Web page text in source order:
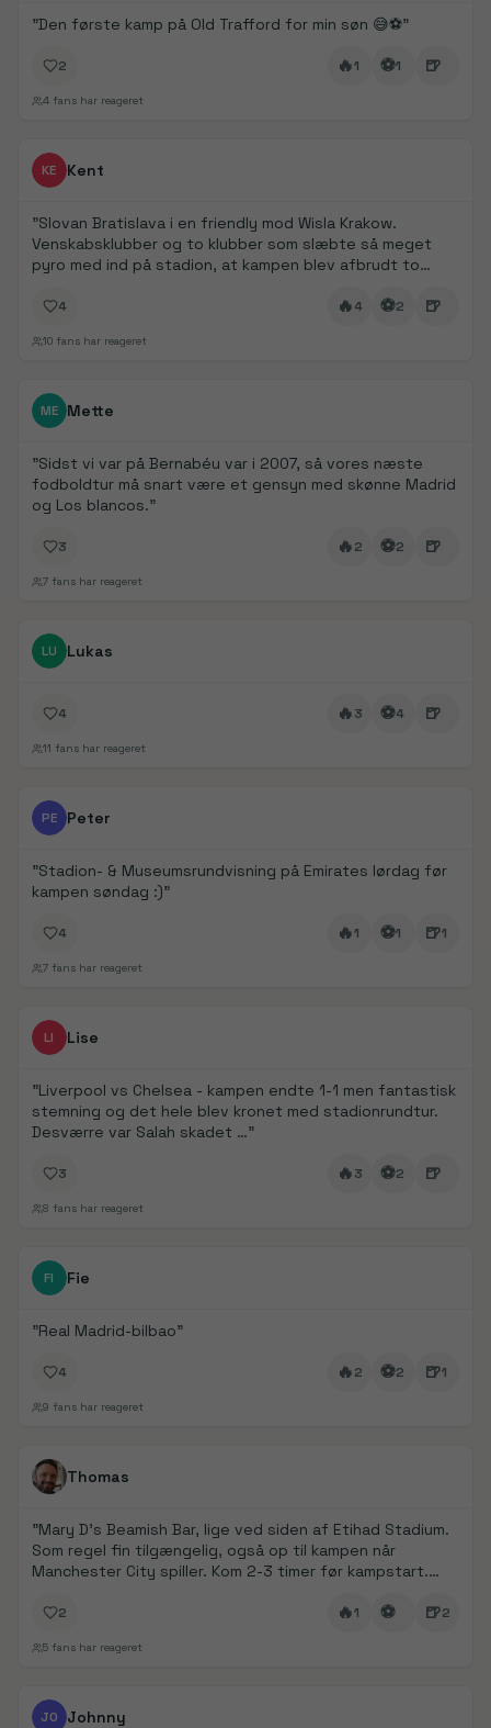
"Den første kamp på Old Trafford for min søn 😅⚽️"
2 🔥1 ⚽1 🍺
4 fans har reageret
FanDays bidrag
KE Kent
"Slovan Bratislava i en friendly mod Wisla Krakow.
Venskabsklubber og to klubber som slæbte så meget
pyro med ind på stadion, at kampen blev afbrudt to
4 🔥4 ⚽2 🍺
10 fans har reageret
FanDays bidrag
ME Mette
"Sidst vi var på Bernabéu var i 2007, så vores næste
fodboldtur må snart være et gensyn med skønne Madrid
og Los blancos."
3 🔥2 ⚽2 🍺
7 fans har reageret
FanDays bidrag
LU Lukas
4 🔥3 ⚽4 🍺
11 fans har reageret
FanDays bidrag
PE Peter
"Stadion- & Museumsrundvisning på Emirates lørdag før
kampen søndag :)"
4 🔥1 ⚽1 🍺1
7 fans har reageret
FanDays bidrag
LI Lise
"Liverpool vs Chelsea - kampen endte 1-1 men fantastisk
stemning og det hele blev kronet med stadionrundtur.
Desværre var Salah skadet …"
3 🔥3 ⚽2 🍺
8 fans har reageret
FanDays bidrag
FI Fie
"Real Madrid-bilbao"
4 🔥2 ⚽2 🍺1
9 fans har reageret
FanDays bidrag
Thomas
"Mary D’s Beamish Bar, lige ved siden af Etihad Stadium.
Som regel fin tilgængelig, også op til kampen når
Manchester City spiller. Kom 2-3 timer før kampstart.
2 🔥1 ⚽ 🍺2
5 fans har reageret
FanDays bidrag
JO Johnny